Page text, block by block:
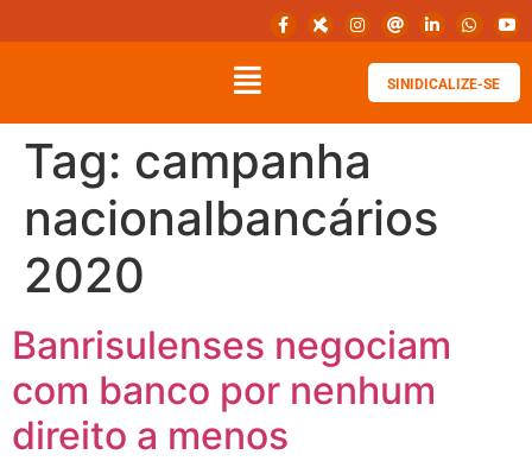
SINIDICALIZE-SE
Tag: campanha
nacionalbancários
2020
Banrisulenses negociam
com banco por nenhum
direito a menos